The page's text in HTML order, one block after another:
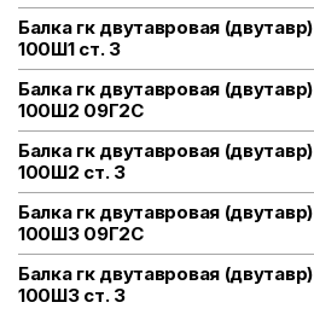
Балка гк двутавровая (двутавр)
100Ш1 ст. 3
Балка гк двутавровая (двутавр)
100Ш2 09Г2С
Балка гк двутавровая (двутавр)
100Ш2 ст. 3
Балка гк двутавровая (двутавр)
100Ш3 09Г2С
Балка гк двутавровая (двутавр)
100Ш3 ст. 3